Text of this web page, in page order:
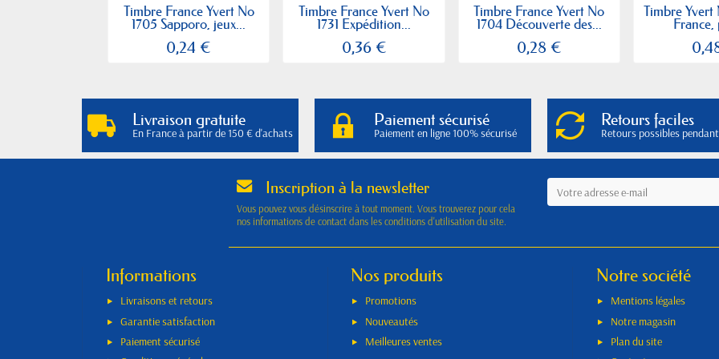
Timbre France Yvert No
1705 Sapporo, jeux...
0,24 €
Timbre France Yvert No
1731 Expédition...
0,36 €
Timbre France Yvert No
1704 Découverte des...
0,28 €
Timbre Yvert
France,
Livraison gratuite
En France à partir de 150 € d'achats
Paiement sécurisé
Paiement en ligne 100% sécurisé
Retours faciles
Retours possibles
Inscription à la newsletter
Vous pouvez vous désinscrire à tout moment. Vous trouverez pour cela
nos informations de contact dans les conditions d'utilisation du site.
Informations
Livraisons et retours
Garantie satisfaction
Paiement sécurisé
Nos produits
Promotions
Nouveautés
Meilleures ventes
Notre société
Mentions légales
Notre magasin
Plan du site